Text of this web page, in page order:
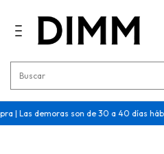
demoras son de 30 a 40 días hábiles